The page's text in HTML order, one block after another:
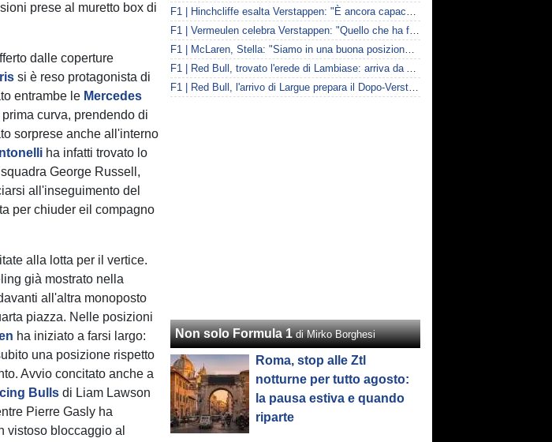
prese al muretto box di
dalle coperture
si è reso protagonista di
entrambe le Mercedes
curva, prendendo di
sorprese anche all'interno
ha infatti trovato lo
George Russell,
all'inseguimento del
per chiuder eil compagno
alla lotta per il vertice.
già mostrato nella
all'altra monoposto
piazza. Nelle posizioni
ha iniziato a farsi largo:
una posizione rispetto
Avvio concitato anche a
Bulls di Liam Lawson
Pierre Gasly ha
vistoso bloccaggio al
F1 | Hinchcliffe esalta Verstappen: "È ancora capace di tirare fuori risultati inattesi"
F1 | Vermeulen celebra Verstappen: "Quello che ha fatto in Olanda è stato gigantesco"
F1 | McLaren, Stella: "Siamo in una buona posizione per bilanciare 2026 e 2027"
F1 | Red Bull, trovato l'erede di Lambiase: arriva da Aston Martin
F1 | Red Bull, l'arrivo di Largue prepara il Dopo-Verstappen: ecco come
Non solo Formula 1 di Mirko Borghesi
Roma, stop alle Ztl
notturne per tutto agosto:
la pausa estiva e quando
riparte